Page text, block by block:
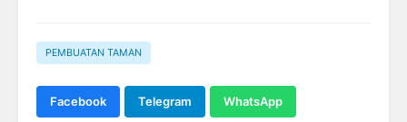
PEMBUATAN TAMAN
Facebook Telegram WhatsApp